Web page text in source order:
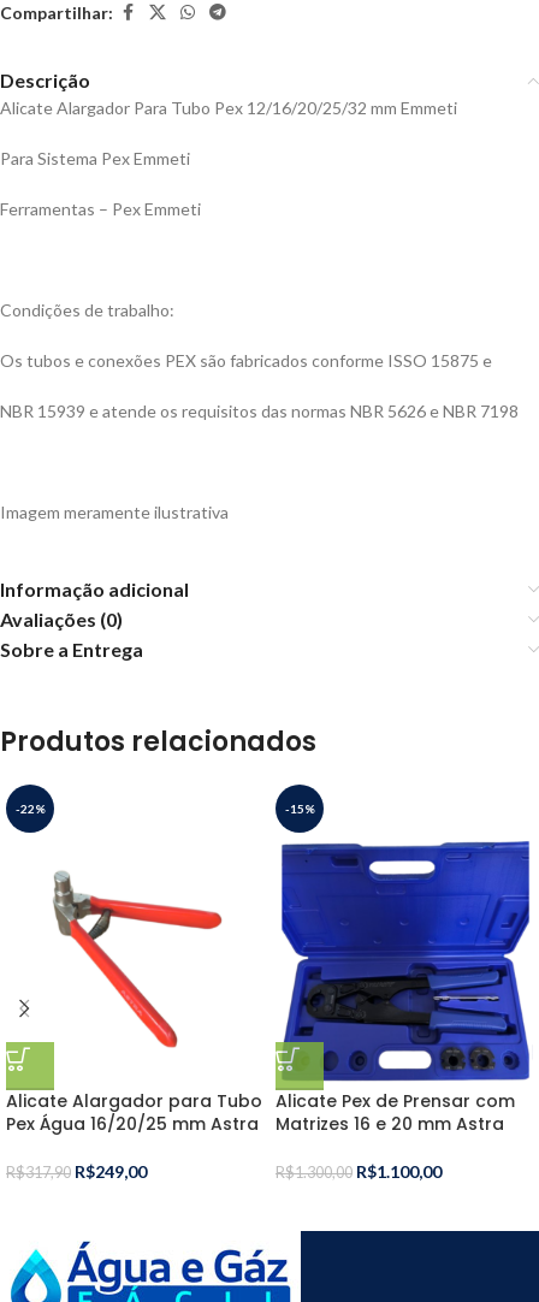
Compartilhar:
Descrição
Alicate Alargador Para Tubo Pex 12/16/20/25/32 mm Emmeti
Para Sistema Pex Emmeti
Ferramentas – Pex Emmeti
Condições de trabalho:
Os tubos e conexões PEX são fabricados conforme ISSO 15875 e
NBR 15939 e atende os requisitos das normas NBR 5626 e NBR 7198
Imagem meramente ilustrativa
Informação adicional
Avaliações (0)
Sobre a Entrega
Produtos relacionados
-22%
Alicate Alargador para Tubo
Pex Água 16/20/25 mm Astra
R$317,90 R$249,00
-15%
Alicate Pex de Prensar com
Matrizes 16 e 20 mm Astra
R$1.300,00 R$1.100,00